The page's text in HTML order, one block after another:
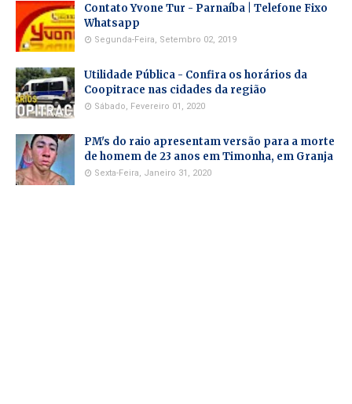
Contato Yvone Tur - Parnaíba | Telefone Fixo
Whatsapp
Segunda-Feira, Setembro 02, 2019
Utilidade Pública - Confira os horários da
Coopitrace nas cidades da região
Sábado, Fevereiro 01, 2020
PM's do raio apresentam versão para a morte
de homem de 23 anos em Timonha, em Granja
Sexta-Feira, Janeiro 31, 2020